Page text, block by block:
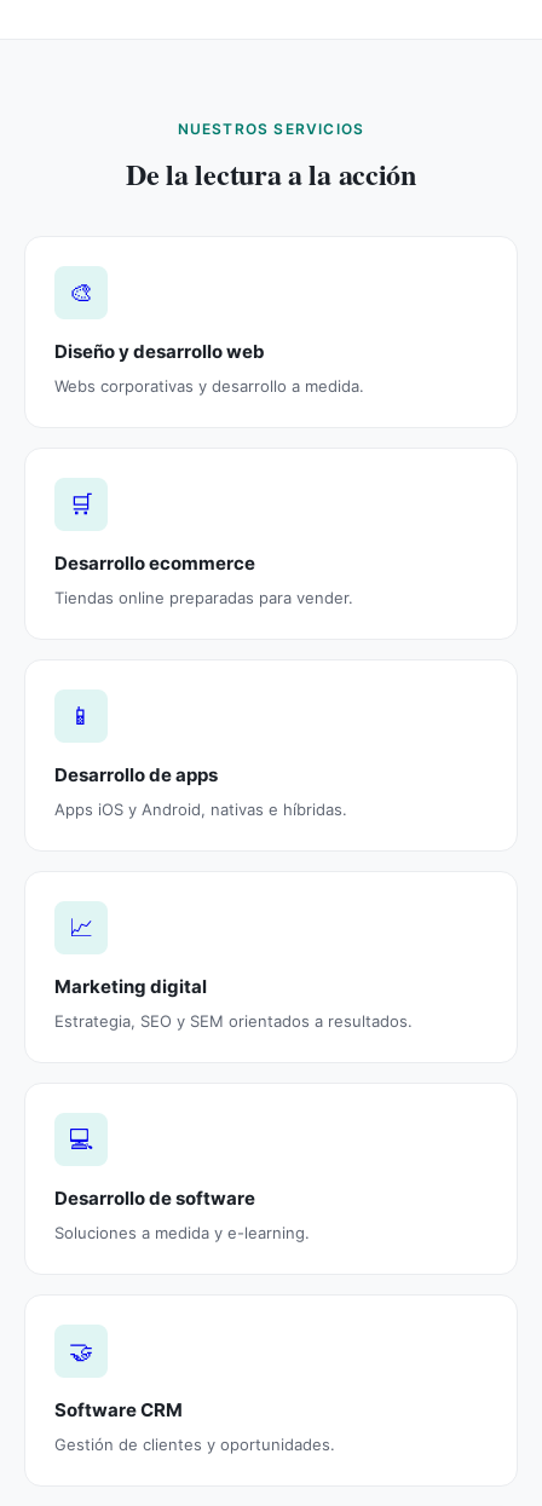
NUESTROS SERVICIOS
De la lectura a la acción
🎨
Diseño y desarrollo web
Webs corporativas y desarrollo a medida.
🛒
Desarrollo ecommerce
Tiendas online preparadas para vender.
📱
Desarrollo de apps
Apps iOS y Android, nativas e híbridas.
📈
Marketing digital
Estrategia, SEO y SEM orientados a resultados.
💻
Desarrollo de software
Soluciones a medida y e-learning.
🤝
Software CRM
Gestión de clientes y oportunidades.